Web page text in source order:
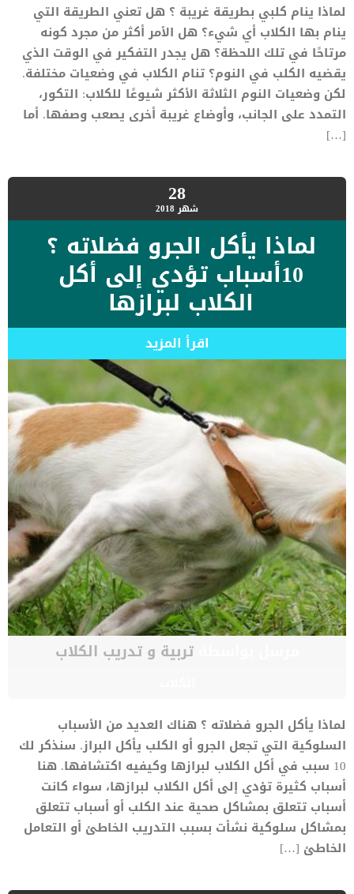
لماذا ينام كلبي بطريقة غريبة ؟ هل تعني الطريقة التي
ينام بها الكلاب أي شيء؟ هل الأمر أكثر من مجرد كونه
مرتاحًا في تلك اللحظة؟ هل يجدر التفكير في الوقت الذي
يقضيه الكلب في النوم؟ تنام الكلاب في وضعيات مختلفة.
لكن وضعيات النوم الثلاثة الأكثر شيوعًا للكلاب: التكور،
التمدد على الجانب، وأوضاع غريبة أخرى يصعب وصفها. أما
[…]
28شهر 2018
لماذا يأكل الجرو فضلاته ؟
10أسباب تؤدي إلى أكل
الكلاب لبرازها
اقرأ المزيد
مرسل بواسطةتربية و تدريب الكلاب
لماذا يأكل الجرو فضلاته ؟ هناك العديد من الأسباب
السلوكية التي تجعل الجرو أو الكلب يأكل البراز. سنذكر لك
10 سبب في أكل الكلاب لبرازها وكيفيه اكتشافها. هنا
أسباب كثيرة تؤدي إلى أكل الكلاب لبرازها، سواء كانت
أسباب تتعلق بمشاكل صحية عند الكلب أو أسباب تتعلق
بمشاكل سلوكية نشأت بسبب التدريب الخاطئ أو التعامل
الخاطئ […]